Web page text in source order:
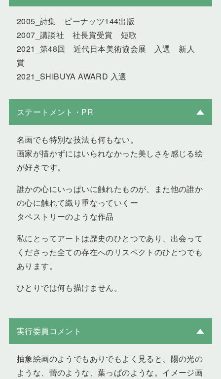
2005_詩集 ピーナッツ144出版
2007_講談社 社長賞受賞 短歌
2021_第48回 近代日本美術協会展 入選 新人
賞
2021_SHIBUYA AWARD 入選
ステートメント・PR
名画でも特別な技法も何もない。
画家が描かずにはいられなかった美しさを感じる絵
が好きです。
誰かの心にいっぱいに触れたものが、また他の誰か
の心に触れて織り重なっていくー
タペストリーのような作品
私にとってアートは歴史のひとつであり、出会って
くださった全ての存在へのリスペクトのひとつでも
あります。
ひとりでは何も描けません。
実行委員コメント
抽象絵画のようでもありでもよく見ると、陽の光の
ような、蕾のような、葉っぱのような。イメージ画